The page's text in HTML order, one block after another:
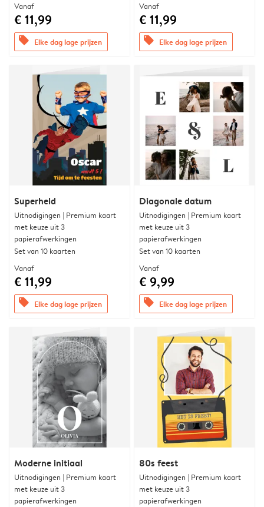
Vanaf
€ 11,99
offers Elke dag lage prijzen
Vanaf
€ 11,99
offers Elke dag lage prijzen
Superheld
Uitnodigingen | Premium kaart
met keuze uit 3
papierafwerkingen
Set van 10 kaarten
Vanaf
€ 11,99
offers Elke dag lage prijzen
Diagonale datum
Uitnodigingen | Premium kaart
met keuze uit 3
papierafwerkingen
Set van 10 kaarten
Vanaf
€ 9,99
offers Elke dag lage prijzen
Moderne initiaal
Uitnodigingen | Premium kaart
met keuze uit 3
papierafwerkingen
80s feest
Uitnodigingen | Premium kaart
met keuze uit 3
papierafwerkingen